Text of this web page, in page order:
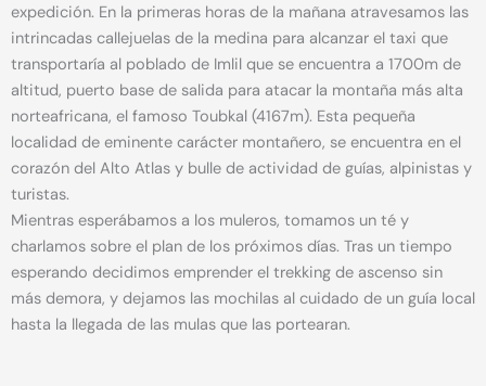
expedición. En la primeras horas de la mañana atravesamos las
intrincadas callejuelas de la medina para alcanzar el taxi que
transportaría al poblado de Imlil que se encuentra a 1700m de
altitud, puerto base de salida para atacar la montaña más alta
norteafricana, el famoso Toubkal (4167m). Esta pequeña
localidad de eminente carácter montañero, se encuentra en el
corazón del Alto Atlas y bulle de actividad de guías, alpinistas y
turistas.
Mientras esperábamos a los muleros, tomamos un té y
charlamos sobre el plan de los próximos días. Tras un tiempo
esperando decidimos emprender el trekking de ascenso sin
más demora, y dejamos las mochilas al cuidado de un guía local
hasta la llegada de las mulas que las portearan.